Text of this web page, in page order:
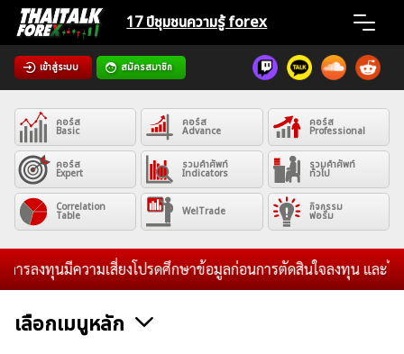
Skip
content
17 ปีชุมชนความรู้ forex
เข้าสู่ระบบ สมัครสมาชิก
Home
News
Articles
VPS Register
คอร์ส
Basic
คอร์ส
Advance
คอร์ส
Professional
คอร์ส
Expert
รวมคำศัพท์
Indicators
รวมคำศัพท์
ทั่วไป
Correlation
Table WelTrade กิจกรรม
ฟอรั่ม
ลงทุนมีความเสี่ยงโปรดศึกษาข้อมูลก่อนการตัดสินใจลงทุน และไม่รับ
เลือกเมนูหลัก